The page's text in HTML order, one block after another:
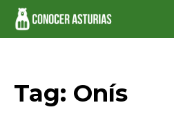
Tag: Onís